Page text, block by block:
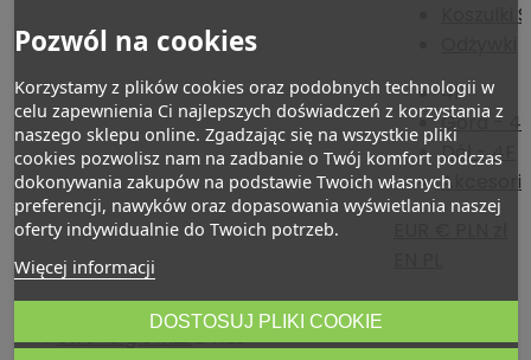
Koszulki
4F
Góra -
Dół - 4F
Strona głównaO nas
Pozwól na cookies
Korzystamy z plików cookies oraz podobnych technologii w
celu zapewnienia Ci najlepszych doświadczeń z korzystania z
naszego sklepu online. Zgadzając się na wszystkie pliki
cookies pozwolisz nam na zadbanie o Twój komfort podczas
dokonywania zakupów na podstawie Twoich własnych
preferencji, nawyków oraz dopasowania wyświetlania naszej
oferty indywidualnie do Twoich potrzeb.
Więcej informacji
DOSTOSUJ PLIKI COOKIE